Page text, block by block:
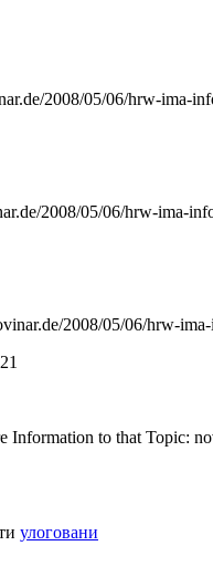
2008/05/06/hrw-ima-
2008/05/06/hrw-ima-
2008/05/06/hrw-
to that Topic:
улоговани